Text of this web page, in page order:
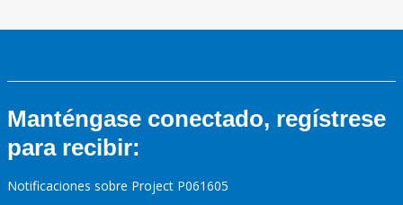
Manténgase conectado, regístrese
para recibir:
Notificaciones sobre Project P061605